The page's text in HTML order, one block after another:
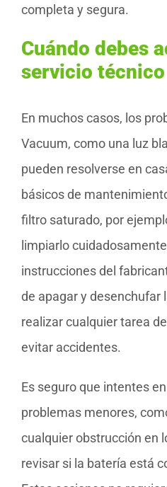
completa y segura.
Cuándo debes
servicio técnico
En muchos casos, los
Vacuum, como una luz
pueden resolverse en
básicos de
filtro saturado, por
limpiarlo
instrucciones del
de apagar y desenchufar
realizar cualquier tarea
evitar accidentes.
Es seguro que intentes
problemas menores,
cualquier obstrucción en
revisar si la batería está